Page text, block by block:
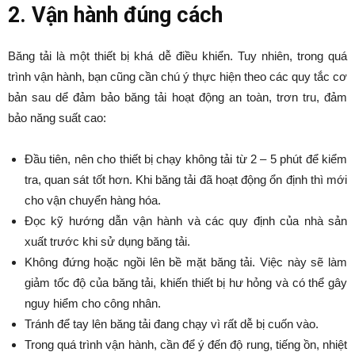
2. Vận hành đúng cách
Băng tải là một thiết bị khá dễ điều khiển. Tuy nhiên, trong quá
trình vận hành, bạn cũng cần chú ý thực hiện theo các quy tắc cơ
bản sau dể đảm bảo băng tải hoạt động an toàn, trơn tru, đảm
bảo năng suất cao:
Đầu tiên, nên cho thiết bị chạy không tải từ 2 – 5 phút để kiểm
tra, quan sát tốt hơn. Khi băng tải đã hoạt động ổn định thì mới
cho vận chuyển hàng hóa.
Đọc kỹ hướng dẫn vận hành và các quy định của nhà sản
xuất trước khi sử dụng băng tải.
Không đứng hoặc ngồi lên bề mặt băng tải. Việc này sẽ làm
giảm tốc độ của băng tải, khiến thiết bị hư hỏng và có thể gây
nguy hiểm cho công nhân.
Tránh để tay lên băng tải đang chạy vì rất dễ bị cuốn vào.
Trong quá trình vận hành, cần để ý đến độ rung, tiếng ồn, nhiệt